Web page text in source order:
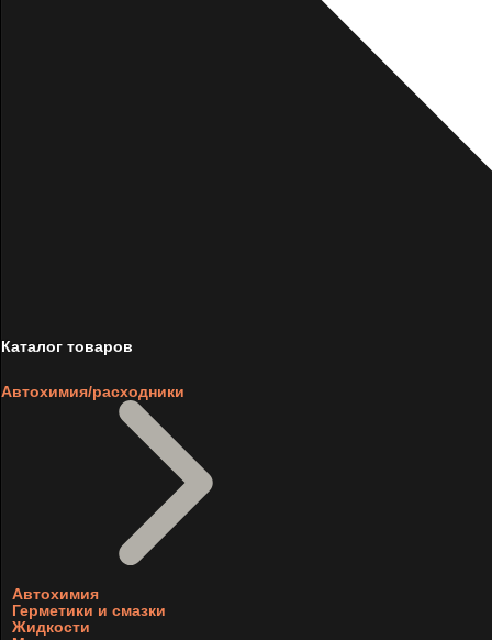
Каталог товаров
Автохимия/расходники
Автохимия
Герметики и смазки
Жидкости